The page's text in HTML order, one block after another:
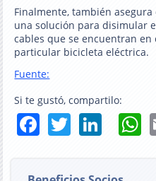
Finalmente, también
una solución para disimular
cables que se encuentran
particular bicicleta eléctrica.
Fuente:
Si te gustó, compartilo:
FacebookTwitter LinkedIn